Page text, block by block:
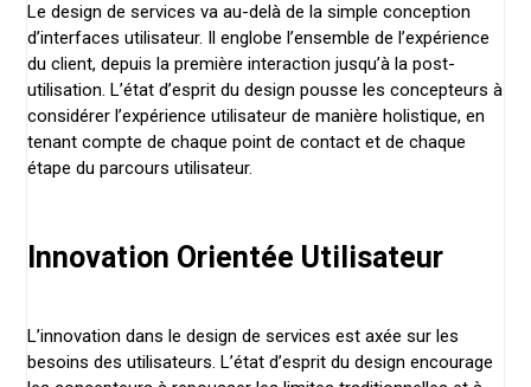
Le design de services va au-delà de la simple conception
d’interfaces utilisateur. Il englobe l’ensemble de l’expérience
du client, depuis la première interaction jusqu’à la post-
utilisation. L’état d’esprit du design pousse les concepteurs à
considérer l’expérience utilisateur de manière holistique, en
tenant compte de chaque point de contact et de chaque
étape du parcours utilisateur.
Innovation Orientée Utilisateur
L’innovation dans le design de services est axée sur les
besoins des utilisateurs. L’état d’esprit du design encourage